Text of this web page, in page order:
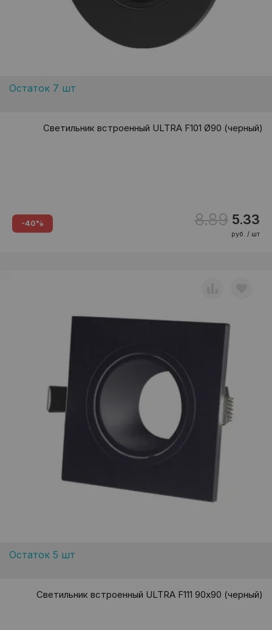
Остаток 7 шт
Светильник встроенный ULTRA F101 Ø90 (черный)
-40% 8.89 5.33
руб. / шт
Остаток 5 шт
Светильник встроенный ULTRA F111 90х90 (черный)